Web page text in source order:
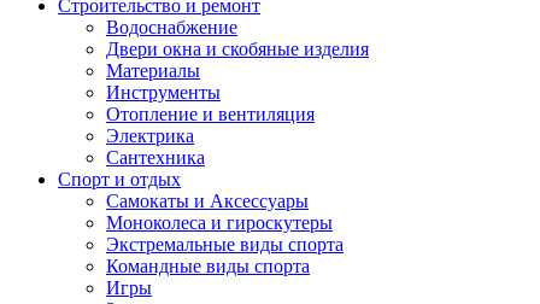
Строительство и ремонт
Водоснабжение
Двери окна и скобяные изделия
Материалы
Инструменты
Отопление и вентиляция
Электрика
Сантехника
Спорт и отдых
Самокаты и Аксессуары
Моноколеса и гироскутеры
Экстремальные виды спорта
Командные виды спорта
Игры